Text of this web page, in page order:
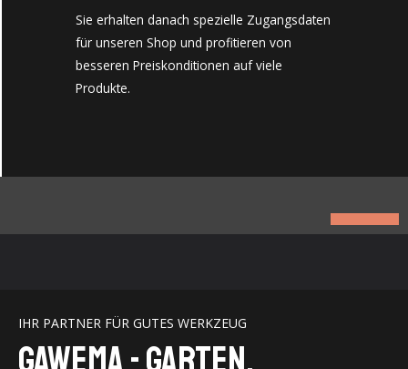
Sie erhalten danach spezielle Zugangsdaten
für unseren Shop und profitieren von
besseren Preiskonditionen auf viele
Produkte.
IHR PARTNER FÜR GUTES WERKZEUG